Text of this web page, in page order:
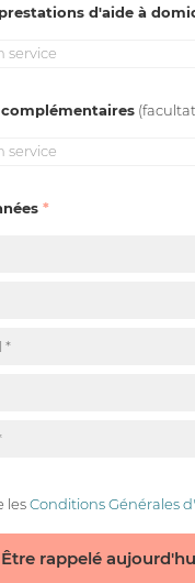
d'aide à
service
complémentaires
service
lesConditions Générales
Être rappelé